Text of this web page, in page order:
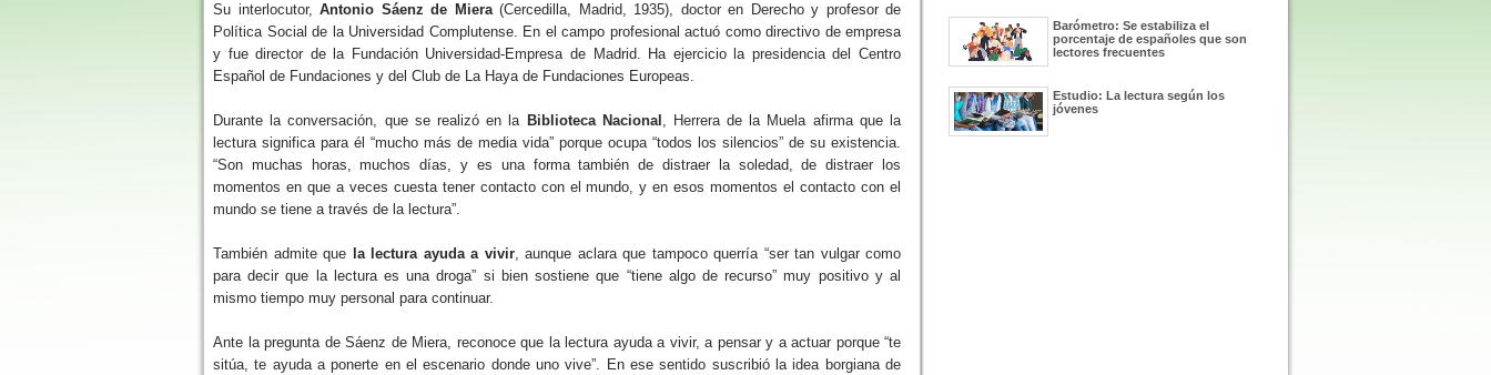
Su interlocutor, Antonio Sáenz de Miera(Cercedilla, Madrid, 1935), doctor en Derecho y profesor de
Política Social de la Universidad Complutense. En el campo profesional actuó como directivo de empresa
y fue director de la Fundación Universidad-Empresa de Madrid. Ha ejercicio la presidencia del Centro
Español de Fundaciones y del Club de La Haya de Fundaciones Europeas.
Durante la conversación, que se realizó en la Biblioteca Nacional , Herrera de la Muela afirma que la
lectura significa para él “mucho más de media vida” porque ocupa “todos los silencios” de su existencia.
“Son muchas horas, muchos días, y es una forma también de distraer la soledad, de distraer los
momentos en que a veces cuesta tener contacto con el mundo, y en esos momentos el contacto con el
mundo se tiene a través de la lectura”.
También admite que la lectura ayuda a vivir, aunque aclara que tampoco querría “ser tan vulgar como
para decir que la lectura es una droga” si bien sostiene que “tiene algo de recurso” muy positivo y al
mismo tiempo muy personal para continuar.
Ante la pregunta de Sáenz de Miera, reconoce que la lectura ayuda a vivir, a pensar y a actuar porque “te
sitúa, te ayuda a ponerte en el escenario donde uno vive”. En ese sentido suscribió la idea borgiana de
Barómetro: Se estabiliza el
porcentaje de españoles que son
lectores frecuentes
Estudio: La lectura según los
jóvenes